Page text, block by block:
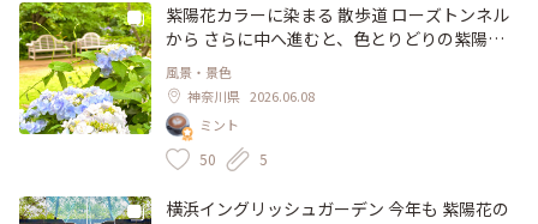
することが出来て、開放感のある景色を目の前
に 思わず深呼吸 身近な場所で 自然の風景に触
れ、心穏やかな一日になりました。 #風景 #紫
陽花 #多摩川 #多摩川台公園 #国分寺崖線 #雑
木林 #紫陽花の名所 #田園調布 #東京 #ひみつ
の絶景 #東横線 #目黒線 #東急沿線
紫陽花カラーに染まる 散歩道 ローズトンネル
から さらに中へ進むと、色とりどりの紫陽花
💠 花の大きさも 形も 様々♡ ガーデン内には
約300品種の紫陽花が 植栽されているそうで
す。 優しい色合いに 心癒されました。 #風景 #
紫陽花 #花さんぽ #横浜イングリッシュガーデ
ン #横浜 #神奈川
風景・景色
神奈川県 2026.06.08
ミント
50 5
横浜イングリッシュガーデン 今年も 紫陽花の